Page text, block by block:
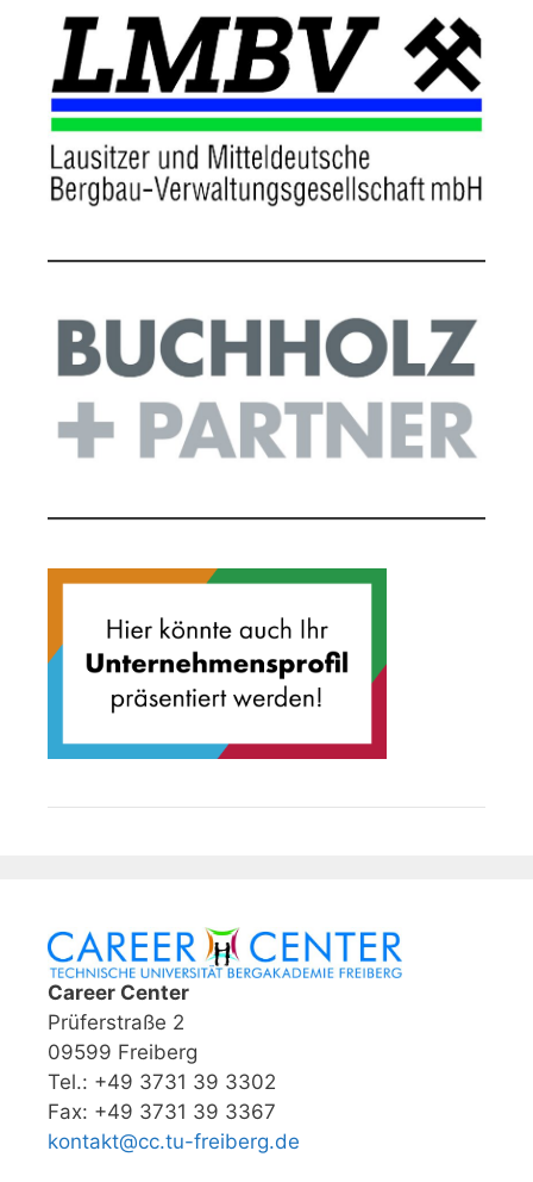
Career Center
Prüferstraße 2
09599 Freiberg
Tel.: +49 3731 39 3302
Fax: +49 3731 39 3367
kontakt@cc.tu-freiberg.de